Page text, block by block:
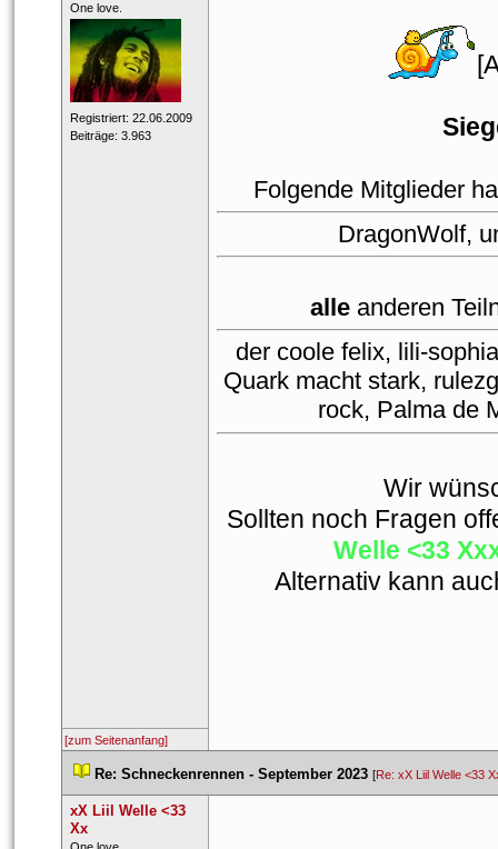
​One love.
Registriert: 22.06.2009
Beiträge: 3.963
Folgende Mitglieder
DragonWolf,
alle anderen
der coole felix, lili-
Quark macht stark,
rock, Palma de
Wir
Sollten noch Fragen
Welle <33
Alternativ kann
[zum Seitenanfang]
Re: Schneckenrennen - September 2023 [Re: xX Liil Welle <33
xX Liil Welle <33
Xx